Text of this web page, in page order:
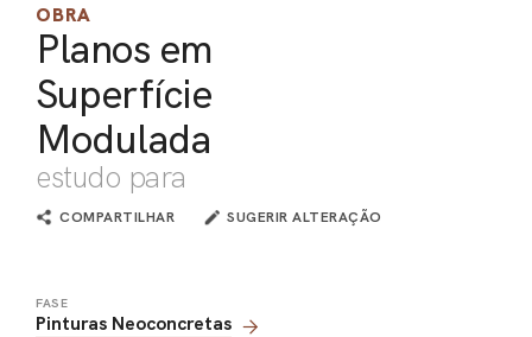
OBRA
Planos em
Superfície
Modulada
estudo para
COMPARTILHAR SUGERIR ALTERAÇÃO
FASE
Pinturas Neoconcretas